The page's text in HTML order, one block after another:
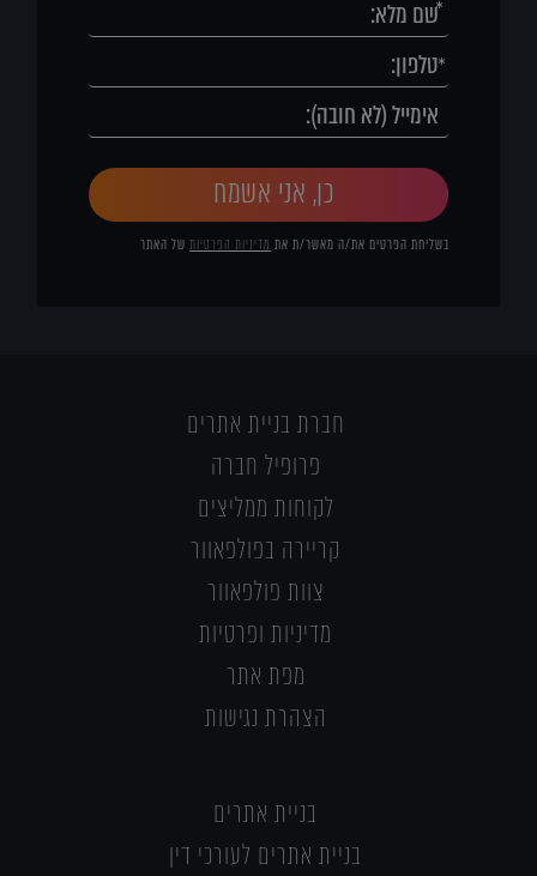
כן, אני אשמח
בשליחת הפרטים את/ה מאשר/ת את מדיניות הפרטיותשל האתר
חברת בניית אתרים
פרופיל חברה
לקוחות ממליצים
קריירה בפולפאוור
צוות פולפאוור
מדיניות ופרטיות
מפת אתר
הצהרת נגישות
בניית אתרים
בניית אתרים לעורכי דין